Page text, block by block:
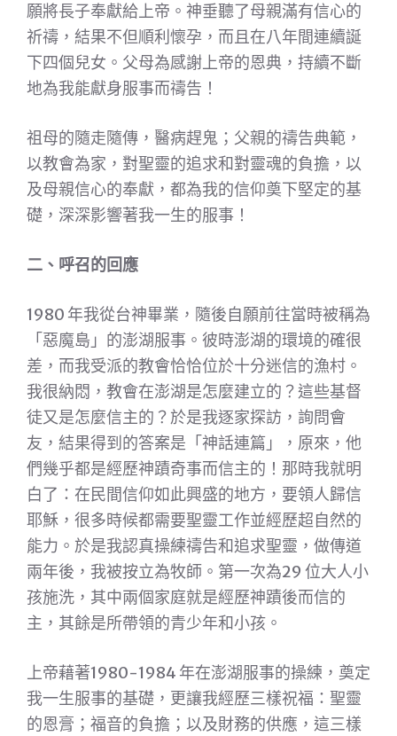
願將長子奉獻給上帝。神垂聽了母親滿有信心的
祈禱，結果不但順利懷孕，而且在八年間連續誕
下四個兒女。父母為感謝上帝的恩典，持續不斷
地為我能獻身服事而禱告！
祖母的隨走隨傳，醫病趕鬼；父親的禱告典範，
以教會為家，對聖靈的追求和對靈魂的負擔，以
及母親信心的奉獻，都為我的信仰奠下堅定的基
礎，深深影響著我一生的服事！
二、呼召的回應
1980 年我從台神畢業，隨後自願前往當時被稱為
「惡魔島」的澎湖服事。彼時澎湖的環境的確很
差，而我受派的教會恰恰位於十分迷信的漁村。
我很納悶，教會在澎湖是怎麼建立的？這些基督
徒又是怎麼信主的？於是我逐家探訪，詢問會
友，結果得到的答案是「神話連篇」，原來，他
們幾乎都是經歷神蹟奇事而信主的！那時我就明
白了：在民間信仰如此興盛的地方，要領人歸信
耶穌，很多時候都需要聖靈工作並經歷超自然的
能力。於是我認真操練禱告和追求聖靈，做傳道
兩年後，我被按立為牧師。第一次為29 位大人小
孩施洗，其中兩個家庭就是經歷神蹟後而信的
主，其餘是所帶領的青少年和小孩。
上帝藉著1980-1984 年在澎湖服事的操練，奠定
我一生服事的基礎，更讓我經歷三樣祝福：聖靈
的恩膏；福音的負擔；以及財務的供應，這三樣